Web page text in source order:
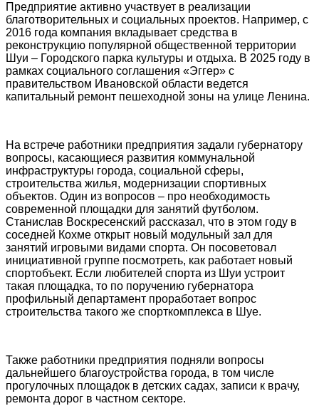
Предприятие активно участвует в реализации
благотворительных и социальных проектов. Например, с
2016 года компания вкладывает средства в
реконструкцию популярной общественной территории
Шуи – Городского парка культуры и отдыха. В 2025 году в
рамках социального соглашения «Эггер» с
правительством Ивановской области ведется
капитальный ремонт пешеходной зоны на улице Ленина.
На встрече работники предприятия задали губернатору
вопросы, касающиеся развития коммунальной
инфраструктуры города, социальной сферы,
строительства жилья, модернизации спортивных
объектов. Один из вопросов – про необходимость
современной площадки для занятий футболом.
Станислав Воскресенский рассказал, что в этом году в
соседней Кохме открыт новый модульный зал для
занятий игровыми видами спорта. Он посоветовал
инициативной группе посмотреть, как работает новый
спортобъект. Если любителей спорта из Шуи устроит
такая площадка, то по поручению губернатора
профильный департамент проработает вопрос
строительства такого же спорткомплекса в Шуе.
Также работники предприятия подняли вопросы
дальнейшего благоустройства города, в том числе
прогулочных площадок в детских садах, записи к врачу,
ремонта дорог в частном секторе.